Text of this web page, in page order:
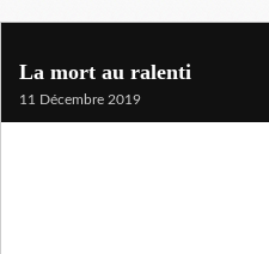
La mort au ralenti
11 Décembre 2019